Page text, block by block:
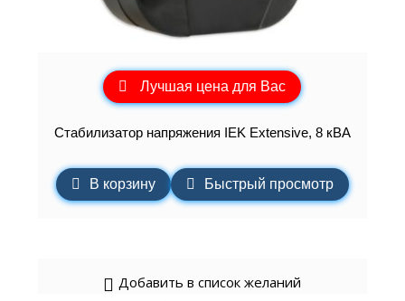
Лучшая цена для Вас
Стабилизатор напряжения IEK Extensive, 8 кВА
В корзину Быстрый просмотр
Добавить в список желаний